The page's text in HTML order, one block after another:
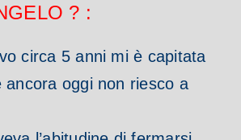
? :
circa 5 anni mi è capitata
ancora oggi non riesco a